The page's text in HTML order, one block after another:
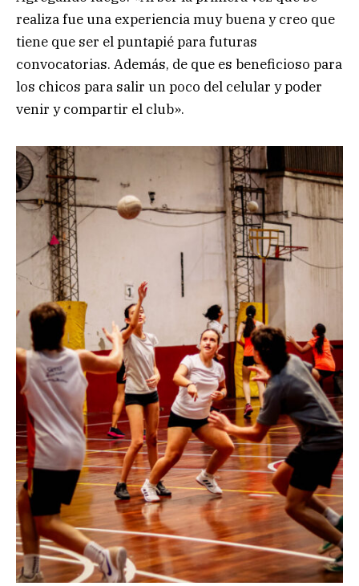
realiza fue una experiencia muy buena y creo que
tiene que ser el puntapié para futuras
convocatorias. Además, de que es beneficioso para
los chicos para salir un poco del celular y poder
venir y compartir el club».